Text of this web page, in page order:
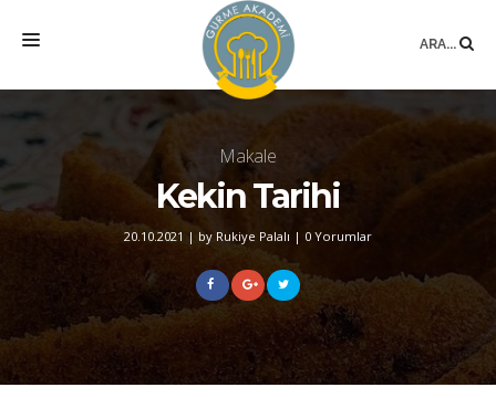
ARA...
ANASAYFA
MEKAN
DANIŞMANLIK
BLOG
Makale
Kekin Tarihi
20.10.2021 | by Rukiye Palalı | 0 Yorumlar